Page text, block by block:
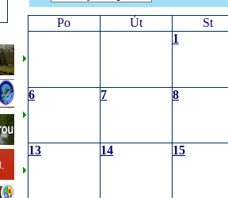
Po Út
St
1
6 7 8
13 14 15